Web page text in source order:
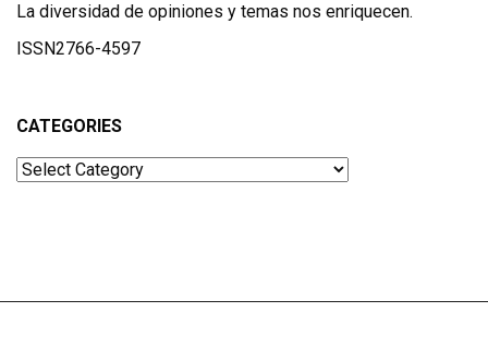
La diversidad de opiniones y temas nos enriquecen.
ISSN2766-4597
CATEGORIES
Categories